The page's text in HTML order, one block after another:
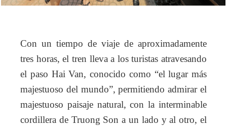
Con un tiempo de viaje de aproximadamente
tres horas, el tren lleva a los turistas atravesando
el paso Hai Van, conocido como “el lugar más
majestuoso del mundo”, permitiendo admirar el
majestuoso paisaje natural, con la interminable
cordillera de Truong Son a un lado y al otro, el